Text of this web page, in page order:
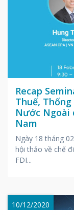
Recap
Thuế,
Nước Ngoài
Nam
Ngày 18 tháng
hội thảo về chế
FDI...
10/12/2020